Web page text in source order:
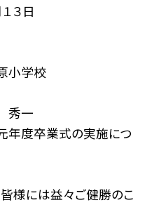
日
学校
一
式の実施につ
様には益々ご健勝のこ